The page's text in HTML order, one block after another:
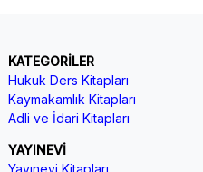
KATEGORİLER
Hukuk Ders Kitapları
Kaymakamlık Kitapları
Adli ve İdari Kitapları
YAYINEVİ
Yayınevi Kitapları